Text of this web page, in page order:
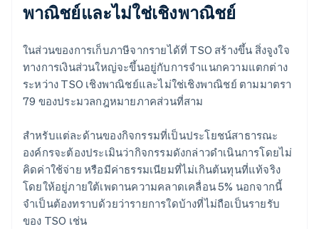
พาณิชย์และไม่ใช่เชิงพาณิชย์
ในส่วนของการเก็บภาษีจากรายได้ที่ TSO สร้างขึ้น สิ่งจูงใจ
ทางการเงินส่วนใหญ่จะขึ้นอยู่กับการจำแนกความแตกต่าง
ระหว่าง TSO เชิงพาณิชย์และไม่ใช่เชิงพาณิชย์ ตามมาตรา
79 ของประมวลกฎหมายภาคส่วนที่สาม
สำหรับแต่ละด้านของกิจกรรมที่เป็นประโยชน์สาธารณะ
องค์กรจะต้องประเมินว่ากิจกรรมดังกล่าวดำเนินการโดยไม่
คิดค่าใช้จ่าย หรือมีค่าธรรมเนียมที่ไม่เกินต้นทุนที่แท้จริง
โดยให้อยู่ภายใต้เพดานความคลาดเคลื่อน 5% นอกจากนี้
จำเป็นต้องทราบด้วยว่ารายการใดบ้างที่ไม่ถือเป็นรายรับ
ของ TSO เช่น